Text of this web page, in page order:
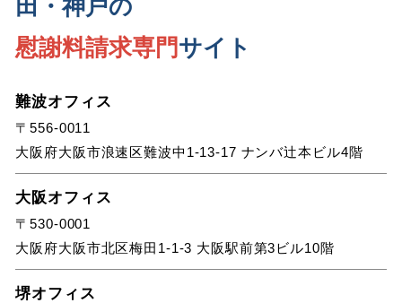
田・神戸の
慰謝料請求専門サイト
難波オフィス
〒556-0011
大阪府大阪市浪速区難波中1-13-17 ナンバ辻本ビル4階
大阪オフィス
〒530-0001
大阪府大阪市北区梅田1-1-3 大阪駅前第3ビル10階
堺オフィス